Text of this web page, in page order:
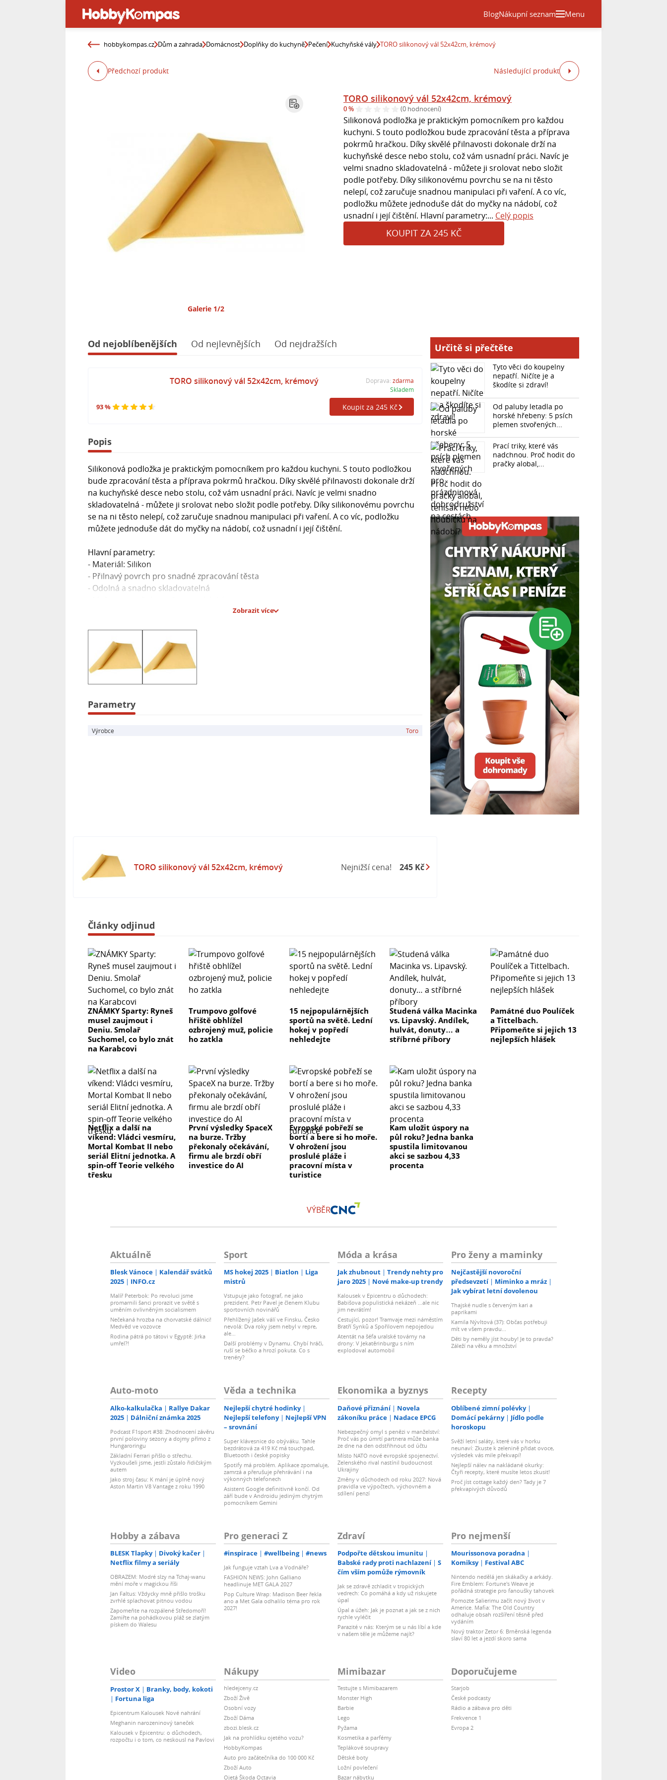
BlogNákupní seznam Menu
hobbykompas.cz Dům a zahrada Domácnost Doplňky do kuchyně Pečení Kuchyňské vály TORO silikonový vál 52x42cm, krémový
Předchozí produkt Následující produkt
Galerie 1/2
TORO silikonový vál 52x42cm, krémový
0 % (0 hodnocení)
Silikonová podložka je praktickým pomocníkem pro každou
kuchyni. S touto podložkou bude zpracování těsta a příprava
pokrmů hračkou. Díky skvělé přilnavosti dokonale drží na
kuchyňské desce nebo stolu, což vám usnadní práci. Navíc je
velmi snadno skladovatelná - můžete ji srolovat nebo složit
podle potřeby. Díky silikonovému povrchu se na ni těsto
nelepí, což zaručuje snadnou manipulaci při vaření. A co víc,
podložku můžete jednoduše dát do myčky na nádobí, což
usnadní i její čištění. Hlavní parametry:... Celý popis
KOUPIT ZA 245 KČ
Od nejoblíbenějších Od nejlevnějších Od nejdražších
93 %
TORO silikonový vál 52x42cm, krémový Doprava: zdarma
Skladem
Koupit za 245 Kč
Popis
Silikonová podložka je praktickým pomocníkem pro každou kuchyni. S touto podložkou
bude zpracování těsta a příprava pokrmů hračkou. Díky skvělé přilnavosti dokonale drží
na kuchyňské desce nebo stolu, což vám usnadní práci. Navíc je velmi snadno
skladovatelná - můžete ji srolovat nebo složit podle potřeby. Díky silikonovému povrchu
se na ni těsto nelepí, což zaručuje snadnou manipulaci při vaření. A co víc, podložku
můžete jednoduše dát do myčky na nádobí, což usnadní i její čištění.
Hlavní parametry:
- Materiál: Silikon
- Přilnavý povrch pro snadné zpracování těsta
- Odolná a snadno skladovatelná
Zobrazit více
Parametry
Výrobce Toro
Určitě si přečtěte
Tyto věci do koupelny
nepatří. Ničíte je a
škodíte si zdraví!
Od paluby letadla po
horské hřebeny: 5 psích
plemen stvořených...
Prací triky, které vás
nadchnou. Proč hodit do
pračky alobal,...
TORO silikonový vál 52x42cm, krémový Nejnižší cena! 245 Kč
Články odjinud
ZNÁMKY Sparty: Ryneš
musel zaujmout i
Deniu. Smolař
Suchomel, co bylo znát
na Karabcovi
Trumpovo golfové
hřiště obhlížel
ozbrojený muž, policie
ho zatkla
15 nejpopulárnějších
sportů na světě. Lední
hokej v popředí
nehledejte
Studená válka Macinka
vs. Lipavský. Andílek,
hulvát, donuty… a
stříbrné příbory
Památné duo Poulíček
a Tittelbach.
Připomeňte si jejich 13
nejlepších hlášek
Netflix a další na
víkend: Vládci vesmíru,
Mortal Kombat II nebo
seriál Elitní jednotka. A
spin-off Teorie velkého
třesku
První výsledky SpaceX
na burze. Tržby
překonaly očekávání,
firmu ale brzdí obří
investice do AI
Evropské pobřeží se
bortí a bere si ho moře.
V ohrožení jsou
proslulé pláže i
pracovní místa v
turistice
Kam uložit úspory na
půl roku? Jedna banka
spustila limitovanou
akci se sazbou 4,33
procenta
VÝBĚR
Aktuálně
Blesk Vánoce
Kalendář svátků
2025
INFO.cz
Malíř Peterbok: Po revoluci jsme
promarnili šanci prorazit ve světě s
uměním ovlivněným socialismem
Nečekaná hrozba na chorvatské dálnici!
Medvěd ve vozovce
Rodina pátrá po tátovi v Egyptě: Jirka
umřel?!
Sport
MS hokej 2025 Biatlon
Liga
mistrů
Vstupuje jako fotograf, ne jako
prezident. Petr Pavel je členem Klubu
sportovních novinářů
Přehlížený Jašek válí ve Finsku, Česko
nevolá: Dva roky jsem nebyl v repre,
ale…
Další problémy v Dynamu. Chybí hráči,
ruší se béčko a hrozí pokuta. Co s
trenéry?
Móda a krása
Jak zhubnout
Trendy nehty pro
jaro 2025
Nové make-up trendy
Kalousek v Epicentru o důchodech:
Babišova populistická nekázeň …ale nic
jim nevrátím!
Cestující, pozor! Tramvaje mezi náměstím
Bratří Synků a Spořilovem nepojedou
Atentát na šéfa uralské továrny na
drony: V Jekatěrinburgu s ním
explodoval automobil
Pro ženy a maminky
Nejčastější novoroční
předsevzetí
Miminko a mráz
Jak vybírat letní dovolenou
Thajské nudle s červeným kari a
paprikami
Kamila Nývltová (37): Občas potřebuji
mít ve všem pravdu...
Děti by neměly jíst houby! Je to pravda?
Záleží na věku a množství
Auto-moto
Alko-kalkulačka
Rallye Dakar
2025
Dálniční známka 2025
Podcast F1sport #38: Zhodnocení závěru
první poloviny sezony a dojmy přímo z
Hungaroringu
Základní Ferrari přišlo o střechu.
Vyzkoušeli jsme, jestli zůstalo řidičským
autem
Jako stroj času: K mání je úplně nový
Aston Martin V8 Vantage z roku 1990
Věda a technika
Nejlepší chytré hodinky
Nejlepší telefony
Nejlepší VPN
– srovnání
Super klávesnice do obýváku. Tahle
bezdrátová za 419 Kč má touchpad,
Bluetooth i české popisky
Spotify má problém. Aplikace zpomaluje,
zamrzá a přerušuje přehrávání i na
výkonných telefonech
Asistent Google definitivně končí. Od
září bude v Androidu jediným chytrým
pomocníkem Gemini
Ekonomika a byznys
Daňové přiznání
Novela
zákoníku práce
Nadace EPCG
Nebezpečný omyl s penězi v manželství:
Proč vás po úmrtí partnera může banka
ze dne na den odstřihnout od účtu
Místo NATO nové evropské spojenectví.
Zelenského rival nastínil budoucnost
Ukrajiny
Změny v důchodech od roku 2027: Nová
pravidla ve výpočtech, výchovném a
sdílení penzí
Recepty
Oblíbené zimní polévky
Domácí pekárny
Jídlo podle
horoskopu
Svěží letní saláty, které vás v horku
neunaví: Zkuste k zelenině přidat ovoce,
výsledek vás mile překvapí!
Nejlepší nálev na nakládané okurky:
Čtyři recepty, které musíte letos zkusit!
Proč jíst cottage každý den? Tady je 7
překvapivých důvodů
Hobby a zábava
BLESK Tlapky
Divoký kačer
Netflix filmy a seriály
OBRAZEM: Modré slzy na Tchaj-wanu
mění moře v magickou říši
Jan Faltus: Vždycky mně přišlo trošku
zvrhlé splachovat pitnou vodou
Zapomeňte na rozpálené Středomoří!
Zamiřte na pohádkovou pláž se zlatým
pískem do Walesu
Pro generaci Z
#inspirace #wellbeing #news
Jak funguje vztah Lva a Vodnáře?
FASHION NEWS: John Galliano
headlinuje MET GALA 2027
Pop Culture Wrap: Madison Beer řekla
ano a Met Gala odhalilo téma pro rok
2027!
Zdraví
Podpořte dětskou imunitu
Babské rady proti nachlazení
S
čím vším pomůže rýmovník
Jak se zdravě zchladit v tropických
vedrech: Co pomáhá a kdy už riskujete
úpal
Úpal a úžeh: Jak je poznat a jak se z nich
rychle vyléčit
Parazité v nás: Kterým se u nás líbí a kde
v našem těle je můžeme najít?
Pro nejmenší
Mourissonova poradna
Komiksy
Festival ABC
Nintendo nedělá jen skákačky a arkády.
Fire Emblem: Fortune's Weave je
pořádná strategie pro fanoušky tahovek
Pomozte Salierimu začít nový život v
Americe. Mafia: The Old Country
odhaluje obsah rozšíření těsně před
vydáním
Nový traktor Zetor 6: Brněnská legenda
slaví 80 let a jezdí skoro sama
Video
Prostor X
Branky, body, kokoti
Fortuna liga
Epicentrum Kalousek Nové nahrání
Meghanin narozeninový taneček
Kalousek v Epicentru: o důchodech,
rozpočtu i o tom, co neskousl na Pavlovi
Nákupy
hledejceny.cz
Zboží Živě
Osobní vozy
Zboží Dáma
zbozi.blesk.cz
Jak na prohlídku ojetého vozu?
HobbyKompas
Auto pro začátečníka do 100 000 Kč
Zboží Auto
Ojetá Škoda Octavia
Mimibazar
Testujte s Mimibazarem
Monster High
Barbie
Lego
Pyžama
Kosmetika a parfémy
Teplákové soupravy
Dětské boty
Ložní povlečení
Bazar nábytku
Doporučujeme
Starjob
České podcasty
Rádio a zábava pro děti
Frekvence 1
Evropa 2